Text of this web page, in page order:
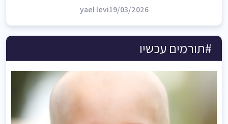
yael levi19/03/2026
#תורמים עכשיו